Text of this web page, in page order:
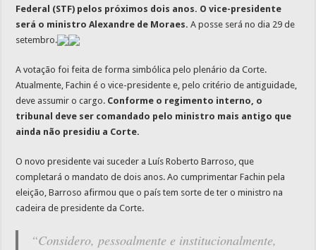
Federal (STF) pelos próximos dois anos. O vice-presidente
será o ministro Alexandre de Moraes. A posse será no dia 29 de
setembro.
A votação foi feita de forma simbólica pelo plenário da Corte.
Atualmente, Fachin é o vice-presidente e, pelo critério de antiguidade,
deve assumir o cargo. Conforme o regimento interno, o
tribunal deve ser comandado pelo ministro mais antigo que
ainda não presidiu a Corte.
O novo presidente vai suceder a Luís Roberto Barroso, que
completará o mandato de dois anos. Ao cumprimentar Fachin pela
eleição, Barroso afirmou que o país tem sorte de ter o ministro na
cadeira de presidente da Corte.
“Considero, pessoalmente e institucionalmente,